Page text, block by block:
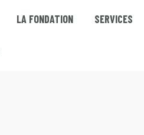
LA FONDATION SERVICES